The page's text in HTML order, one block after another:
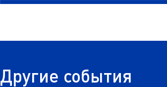
Другие события